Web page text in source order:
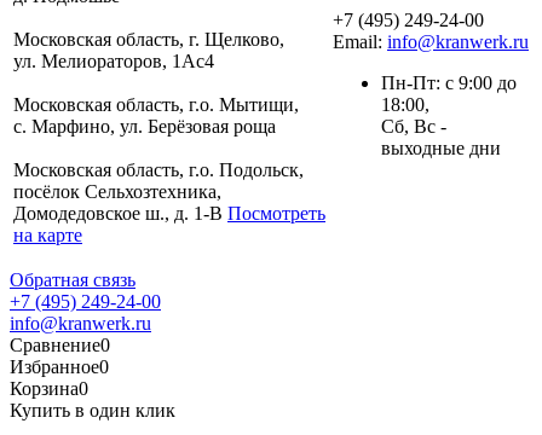
Московская область, г. Щелково,
ул. Мелиораторов, 1Ас4
Московская область, г.о. Мытищи,
с. Марфино, ул. Берёзовая роща
Московская область, г.о. Подольск,
посёлок Сельхозтехника,
Домодедовское ш., д. 1-В Посмотреть
на карте
+7 (495) 249-24-00
Email: info@kranwerk.ru
Пн-Пт: с 9:00 до
18:00,
Сб, Вс -
выходные дни
Обратная связь
+7 (495) 249-24-00
info@kranwerk.ru
Сравнение0
Избранное0
Корзина0
Купить в один клик